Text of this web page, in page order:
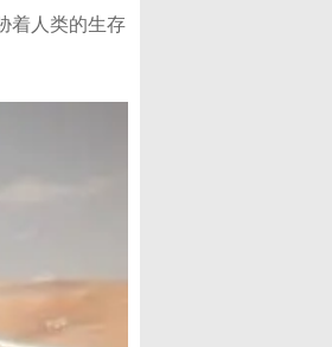
着人类的生存